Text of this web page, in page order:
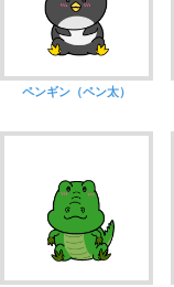
ペンギン（ペン太）